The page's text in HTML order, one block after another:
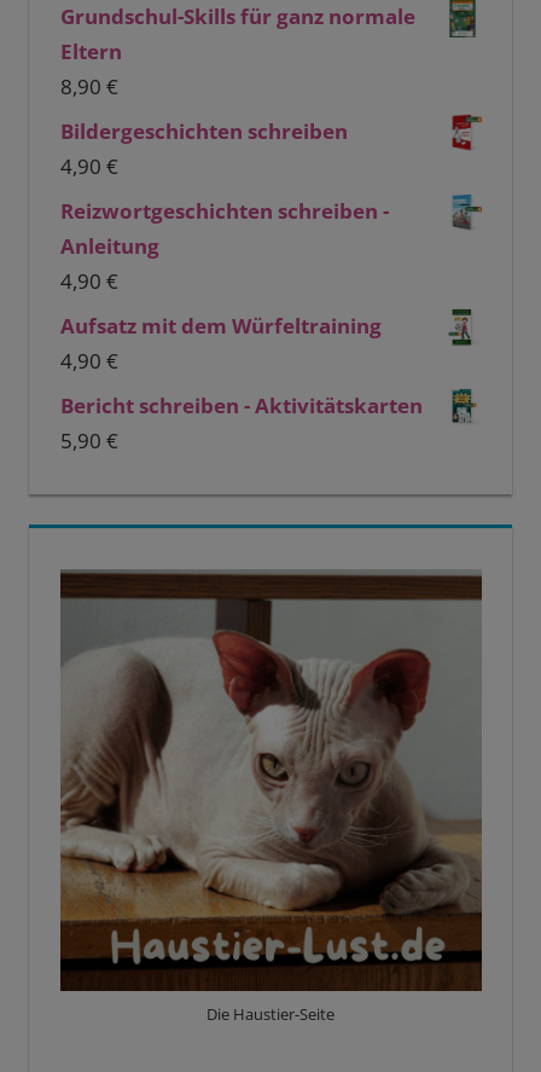
Grundschul-Skills für ganz normale
Eltern
8,90 €
Bildergeschichten schreiben
4,90 €
Reizwortgeschichten schreiben -
Anleitung
4,90 €
Aufsatz mit dem Würfeltraining
4,90 €
Bericht schreiben - Aktivitätskarten
5,90 €
Die Haustier-Seite